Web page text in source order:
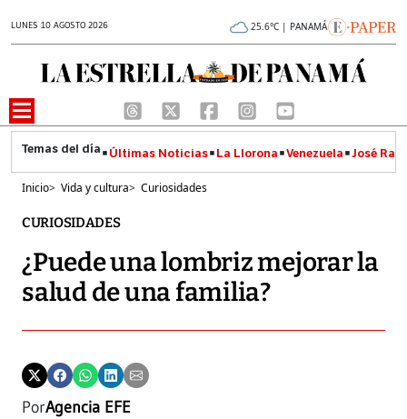
LUNES 10 AGOSTO 2026 25.6°C | PANAMÁ
Últimas Noticias La Llorona Venezuela José
Inicio> Vida y cultura> Curiosidades
CURIOSIDADES
¿Puede una lombriz mejorar la
salud de una familia?
PorAgencia EFE